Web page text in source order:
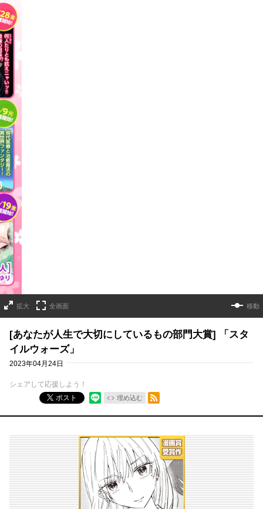
拡大 全画面 移動
[あなたが人生で大切にしているもの部門大賞] 「スタ
イルウォーズ」
2023年04月24日
シェアして応援しよう！
ポスト
埋め込む
RSSフィード